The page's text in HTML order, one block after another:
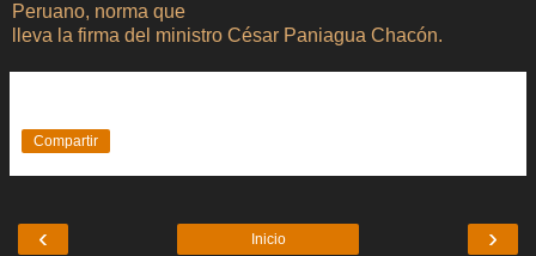
Peruano, norma que
lleva la firma del ministro César Paniagua Chacón.
Compartir
‹ ›
Inicio